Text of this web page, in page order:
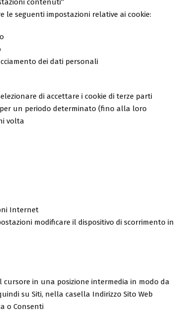
contenuti“
le seguenti impostazioni relative ai cookie:
dei dati personali
di accettare i cookie di terze parti
un periodo determinato (fino alla loro
volta
Internet
modificare il dispositivo di scorrimento in
cursore in una posizione intermedia in modo da
su Siti, nella casella Indirizzo Sito Web
o Consenti